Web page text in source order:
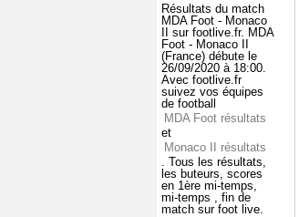
Résultats du match
MDA Foot - Monaco
II sur footlive.fr. MDA
Foot - Monaco II
(France) débute le
26/09/2020 à 18:00.
Avec footlive.fr
suivez vos équipes
de football
MDA Foot résultats
et
Monaco II résultats
. Tous les résultats,
les buteurs, scores
en 1ère mi-temps,
mi-temps , fin de
match sur foot live.